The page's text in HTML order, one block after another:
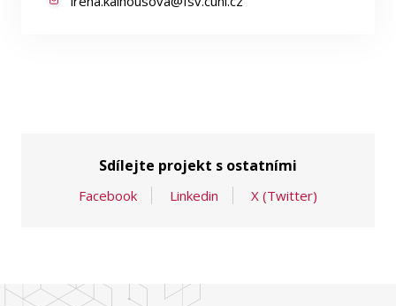
Sdílejte projekt s ostatními
Facebook Linkedin X (Twitter)